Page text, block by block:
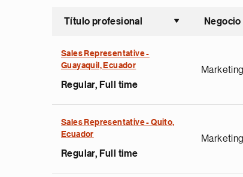
Título profesional Negocio
Sales Representative -
Guayaquil, Ecuador
Regular, Full time
Marketing
Sales Representative - Quito,
Ecuador
Regular, Full time
Marketing